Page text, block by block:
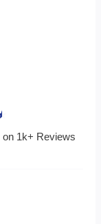
on 1k+ Reviews​